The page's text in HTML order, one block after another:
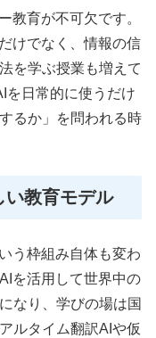
教育が不可欠です。
けでなく、情報の信
を学ぶ授業も増えて
を日常的に使うだけ
るか」を問われる時
い教育モデル
う枠組み自体も変わ
を活用して世界中の
なり、学びの場は国
ルタイム翻訳AIや仮